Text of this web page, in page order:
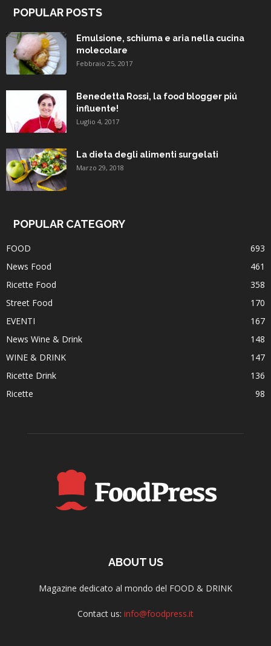
POPULAR POSTS
Emulsione, schiuma e aria nella cucina
molecolare
Febbraio 25, 2017
Benedetta Rossi, la food blogger piú
influente!
Luglio 4, 2017
La dieta degli alimenti surgelati
Marzo 29, 2018
POPULAR CATEGORY
FOOD
693
News Food
461
Ricette Food
358
Street Food
170
EVENTI
167
News Wine & Drink
148
WINE & DRINK
147
Ricette Drink
136
Ricette
98
ABOUT US
Magazine dedicato al mondo del FOOD & DRINK
Contact us: info@foodpress.it